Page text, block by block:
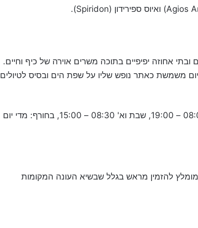
ובתי אחוזה יפיפיים בתוכה משרים אוירה של כיף וחיים.
משמשת כאתר נופש שליו על שפת הים ובסיס לטיולים
שעות פתיחת מבצר פלאמידי: בקיץ: ב' – ו' 08:00 – 19:00, שבת וא' 08:30 – 15:00, בחורף: מדי יום
מומלץ להזמין מראש בגלל שבשיא העונה המקומות